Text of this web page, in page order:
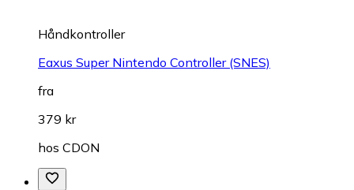
Håndkontroller
Eaxus Super Nintendo Controller (SNES)
fra
379 kr
hos CDON